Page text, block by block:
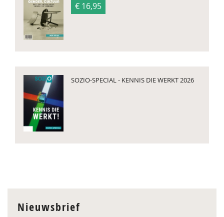
€ 16,95
SOZIO-SPECIAL - KENNIS DIE WERKT 2026
Nieuwsbrief